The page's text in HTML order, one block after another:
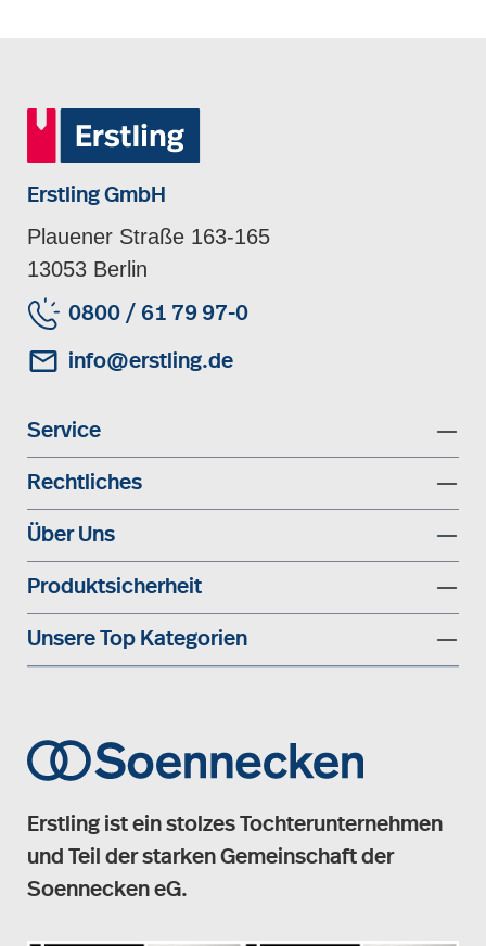
Erstling GmbH
Plauener Straße 163-165
13053 Berlin
0800 / 61 79 97-0
info@erstling.de
Service
Rechtliches
Über Uns
Produktsicherheit
Unsere Top Kategorien
Erstling ist ein stolzes Tochterunternehmen
und Teil der starken Gemeinschaft der
Soennecken eG.